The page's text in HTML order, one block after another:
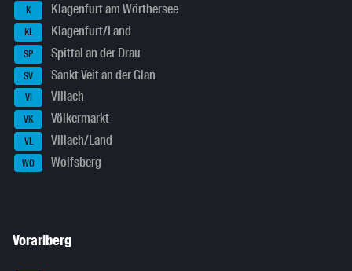
K Klagenfurt am Wörthersee
KL Klagenfurt/Land
SP Spittal an der Drau
SV Sankt Veit an der Glan
VI Villach
VK Völkermarkt
VL Villach/Land
WO Wolfsberg
Vorarlberg